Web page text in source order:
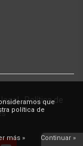
que
política de
más » Continuar »
·Política de